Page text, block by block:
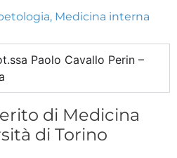
, Medicina interna
Paolo Cavallo Perin –
di Medicina
di Torino